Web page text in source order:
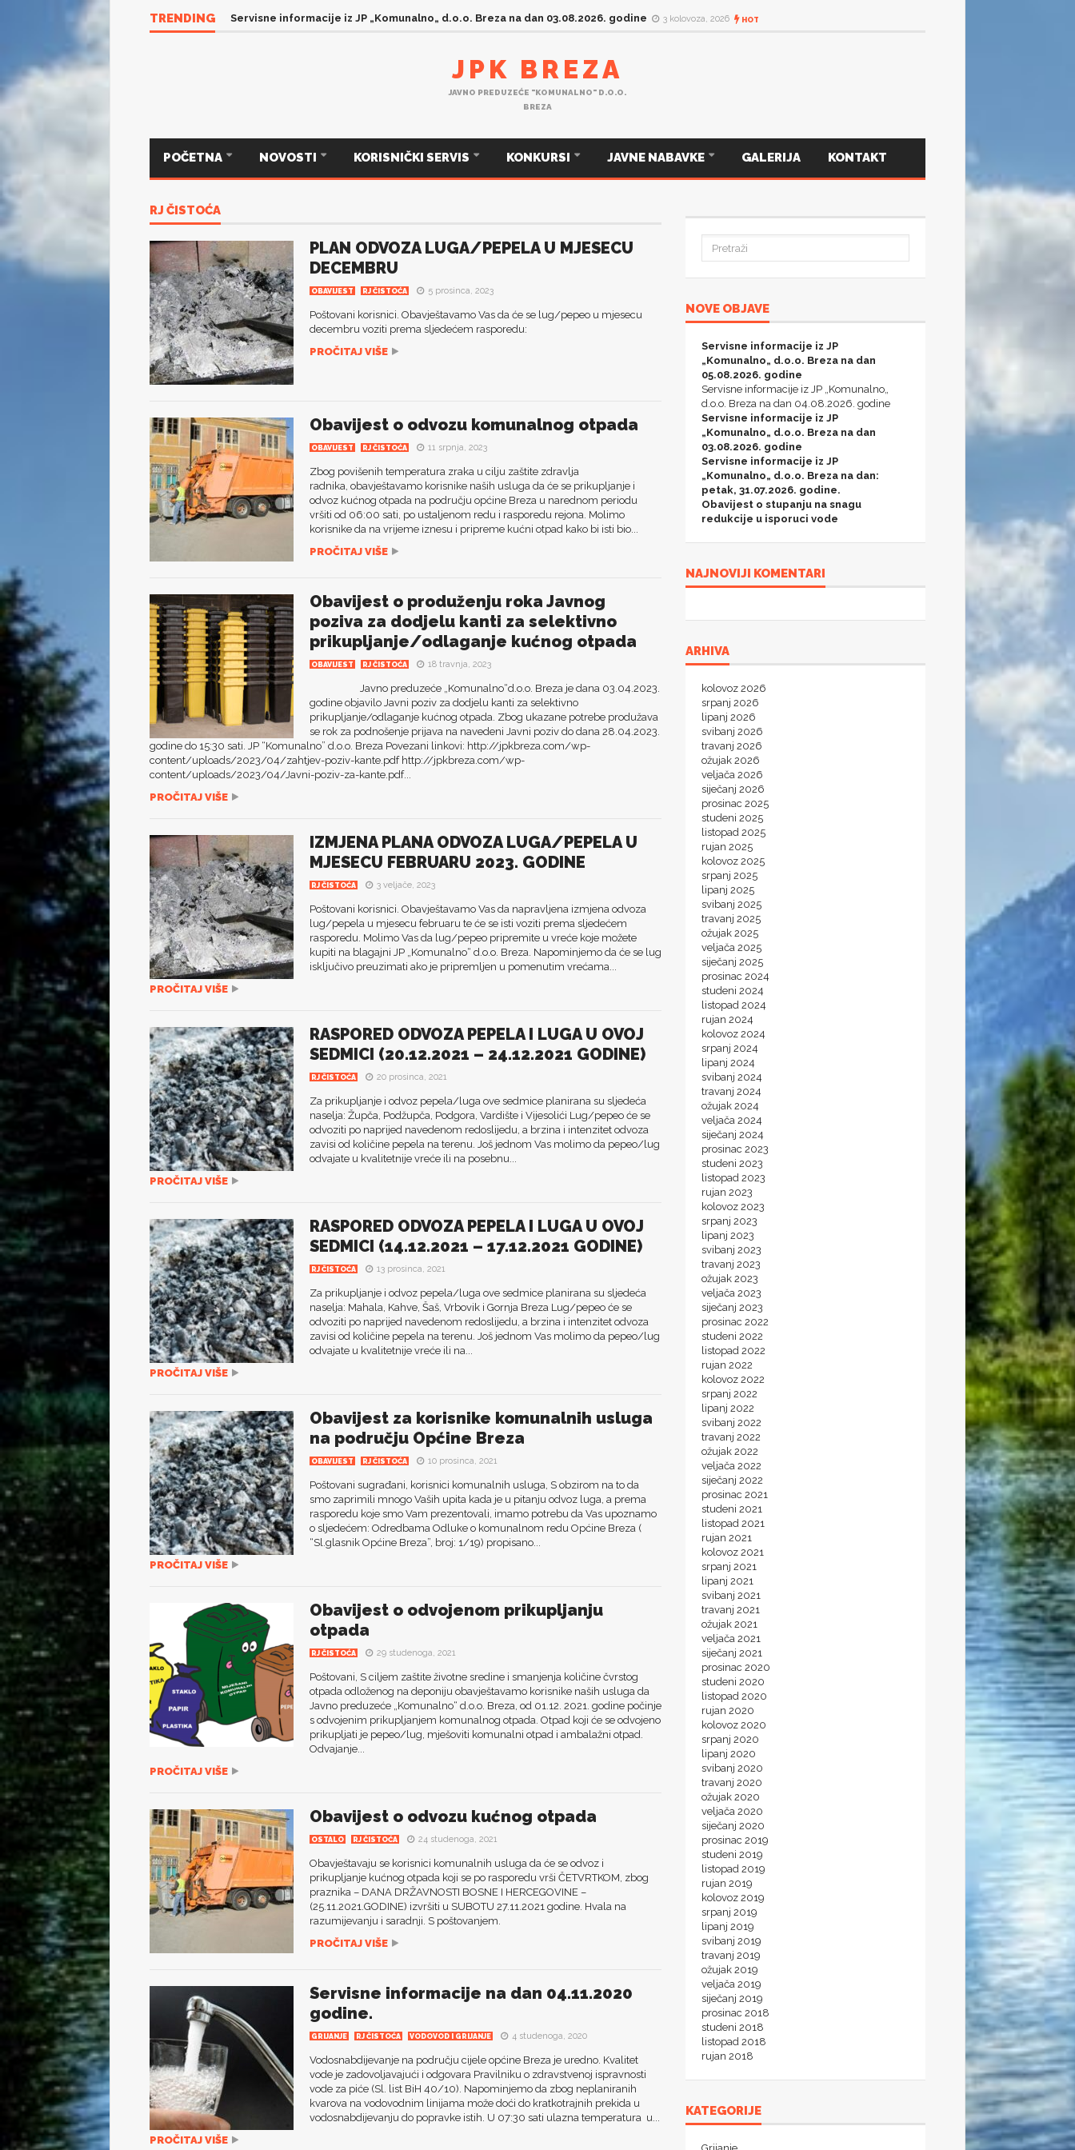
TRENDING Servisne informacije iz JP „Komunalno„ d.o.o. Breza na dan 03.08.2026. godine 3 kolovoza, 2026 HOT
JPK BREZA
JAVNO PREDUZEĆE "KOMUNALNO" D.O.O.
BREZA
POČETNA NOVOSTI KORISNIČKI SERVIS KONKURSI JAVNE NABAVKE GALERIJA KONTAKT
RJ ČISTOĆA
PLAN ODVOZA LUGA/PEPELA U MJESECU
DECEMBRU
OBAVIJEST RJ ČISTOĆA 5 prosinca, 2023
Poštovani korisnici. Obavještavamo Vas da će se lug/pepeo u mjesecu
decembru voziti prema sljedećem rasporedu:
PROČITAJ VIŠE
Obavijest o odvozu komunalnog otpada
OBAVIJEST RJ ČISTOĆA 11 srpnja, 2023
Zbog povišenih temperatura zraka u cilju zaštite zdravlja
radnika, obavještavamo korisnike naših usluga da će se prikupljanje i
odvoz kućnog otpada na području općine Breza u narednom periodu
vršiti od 06:00 sati, po ustaljenom redu i rasporedu rejona. Molimo
korisnike da na vrijeme iznesu i pripreme kućni otpad kako bi isti bio...
PROČITAJ VIŠE
Obavijest o produženju roka Javnog
poziva za dodjelu kanti za selektivno
prikupljanje/odlaganje kućnog otpada
OBAVIJEST RJ ČISTOĆA 18 travnja, 2023
Javno preduzeće „Komunalno“d.o.o. Breza je dana 03.04.2023.
godine objavilo Javni poziv za dodjelu kanti za selektivno
prikupljanje/odlaganje kućnog otpada. Zbog ukazane potrebe produžava
se rok za podnošenje prijava na navedeni Javni poziv do dana 28.04.2023.
godine do 15:30 sati. JP “Komunalno” d.o.o. Breza Povezani linkovi: http://jpkbreza.com/wp-
content/uploads/2023/04/zahtjev-poziv-kante.pdf http://jpkbreza.com/wp-
content/uploads/2023/04/Javni-poziv-za-kante.pdf...
PROČITAJ VIŠE
IZMJENA PLANA ODVOZA LUGA/PEPELA U
MJESECU FEBRUARU 2023. GODINE
RJ ČISTOĆA 3 veljače, 2023
Poštovani korisnici. Obavještavamo Vas da napravljena izmjena odvoza
lug/pepela u mjesecu februaru te će se isti voziti prema sljedećem
rasporedu. Molimo Vas da lug/pepeo pripremite u vreće koje možete
kupiti na blagajni JP „Komunalno“ d.o.o. Breza. Napominjemo da će se lug
isključivo preuzimati ako je pripremljen u pomenutim vrećama...
PROČITAJ VIŠE
RASPORED ODVOZA PEPELA I LUGA U OVOJ
SEDMICI (20.12.2021 – 24.12.2021 GODINE)
RJ ČISTOĆA 20 prosinca, 2021
Za prikupljanje i odvoz pepela/luga ove sedmice planirana su sljedeća
naselja: Župča, Podžupča, Podgora, Vardište i Vijesolići Lug/pepeo će se
odvoziti po naprijed navedenom redoslijedu, a brzina i intenzitet odvoza
zavisi od količine pepela na terenu. Još jednom Vas molimo da pepeo/lug
odvajate u kvalitetnije vreće ili na posebnu...
PROČITAJ VIŠE
RASPORED ODVOZA PEPELA I LUGA U OVOJ
SEDMICI (14.12.2021 – 17.12.2021 GODINE)
RJ ČISTOĆA 13 prosinca, 2021
Za prikupljanje i odvoz pepela/luga ove sedmice planirana su sljedeća
naselja: Mahala, Kahve, Šaš, Vrbovik i Gornja Breza Lug/pepeo će se
odvoziti po naprijed navedenom redoslijedu, a brzina i intenzitet odvoza
zavisi od količine pepela na terenu. Još jednom Vas molimo da pepeo/lug
odvajate u kvalitetnije vreće ili na...
PROČITAJ VIŠE
Obavijest za korisnike komunalnih usluga
na području Općine Breza
OBAVIJEST RJ ČISTOĆA 10 prosinca, 2021
Poštovani sugrađani, korisnici komunalnih usluga, S obzirom na to da
smo zaprimili mnogo Vaših upita kada je u pitanju odvoz luga, a prema
rasporedu koje smo Vam prezentovali, imamo potrebu da Vas upoznamo
o sljedećem: Odredbama Odluke o komunalnom redu Općine Breza (
“Sl.glasnik Općine Breza”, broj: 1/19) propisano...
PROČITAJ VIŠE
Obavijest o odvojenom prikupljanju
otpada
RJ ČISTOĆA 29 studenoga, 2021
Poštovani, S ciljem zaštite životne sredine i smanjenja količine čvrstog
otpada odloženog na deponiju obavještavamo korisnike naših usluga da
Javno preduzeće „Komunalno“ d.o.o. Breza, od 01.12. 2021. godine počinje
s odvojenim prikupljanjem komunalnog otpada. Otpad koji će se odvojeno
prikupljati je pepeo/lug, mješoviti komunalni otpad i ambalažni otpad.
Odvajanje...
PROČITAJ VIŠE
Obavijest o odvozu kućnog otpada
OSTALO RJ ČISTOĆA 24 studenoga, 2021
Obavještavaju se korisnici komunalnih usluga da će se odvoz i
prikupljanje kućnog otpada koji se po rasporedu vrši ČETVRTKOM, zbog
praznika – DANA DRŽAVNOSTI BOSNE I HERCEGOVINE –
(25.11.2021.GODINE) izvršiti u SUBOTU 27.11.2021 godine. Hvala na
razumijevanju i saradnji. S poštovanjem.
PROČITAJ VIŠE
Servisne informacije na dan 04.11.2020
godine.
GRIJANJE RJ ČISTOĆA VODOVOD I GRIJANJE 4 studenoga, 2020
Vodosnabdijevanje na području cijele općine Breza je uredno. Kvalitet
vode je zadovoljavajući i odgovara Pravilniku o zdravstvenoj ispravnosti
vode za piće (Sl. list BiH 40/10). Napominjemo da zbog neplaniranih
kvarova na vodovodnim linijama može doći do kratkotrajnih prekida u
vodosnabdijevanju do popravke istih. U 07:30 sati ulazna temperatura u...
PROČITAJ VIŠE
NOVE OBJAVE
Servisne informacije iz JP
„Komunalno„ d.o.o. Breza na dan
05.08.2026. godine
Servisne informacije iz JP „Komunalno„
d.o.o. Breza na dan 04.08.2026. godine
Servisne informacije iz JP
„Komunalno„ d.o.o. Breza na dan
03.08.2026. godine
Servisne informacije iz JP
„Komunalno„ d.o.o. Breza na dan:
petak, 31.07.2026. godine.
Obavijest o stupanju na snagu
redukcije u isporuci vode
NAJNOVIJI KOMENTARI
ARHIVA
kolovoz 2026
srpanj 2026
lipanj 2026
svibanj 2026
travanj 2026
ožujak 2026
veljača 2026
siječanj 2026
prosinac 2025
studeni 2025
listopad 2025
rujan 2025
kolovoz 2025
srpanj 2025
lipanj 2025
svibanj 2025
travanj 2025
ožujak 2025
veljača 2025
siječanj 2025
prosinac 2024
studeni 2024
listopad 2024
rujan 2024
kolovoz 2024
srpanj 2024
lipanj 2024
svibanj 2024
travanj 2024
ožujak 2024
veljača 2024
siječanj 2024
prosinac 2023
studeni 2023
listopad 2023
rujan 2023
kolovoz 2023
srpanj 2023
lipanj 2023
svibanj 2023
travanj 2023
ožujak 2023
veljača 2023
siječanj 2023
prosinac 2022
studeni 2022
listopad 2022
rujan 2022
kolovoz 2022
srpanj 2022
lipanj 2022
svibanj 2022
travanj 2022
ožujak 2022
veljača 2022
siječanj 2022
prosinac 2021
studeni 2021
listopad 2021
rujan 2021
kolovoz 2021
srpanj 2021
lipanj 2021
svibanj 2021
travanj 2021
ožujak 2021
veljača 2021
siječanj 2021
prosinac 2020
studeni 2020
listopad 2020
rujan 2020
kolovoz 2020
srpanj 2020
lipanj 2020
svibanj 2020
travanj 2020
ožujak 2020
veljača 2020
siječanj 2020
prosinac 2019
studeni 2019
listopad 2019
rujan 2019
kolovoz 2019
srpanj 2019
lipanj 2019
svibanj 2019
travanj 2019
ožujak 2019
veljača 2019
siječanj 2019
prosinac 2018
studeni 2018
listopad 2018
rujan 2018
KATEGORIJE